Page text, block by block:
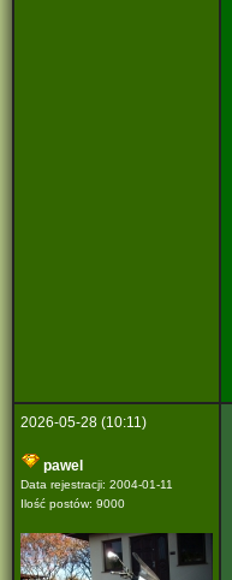
2026-05-28 (10:11)
pawel
Data rejestracji: 2004-01-11
Ilość postów: 9000